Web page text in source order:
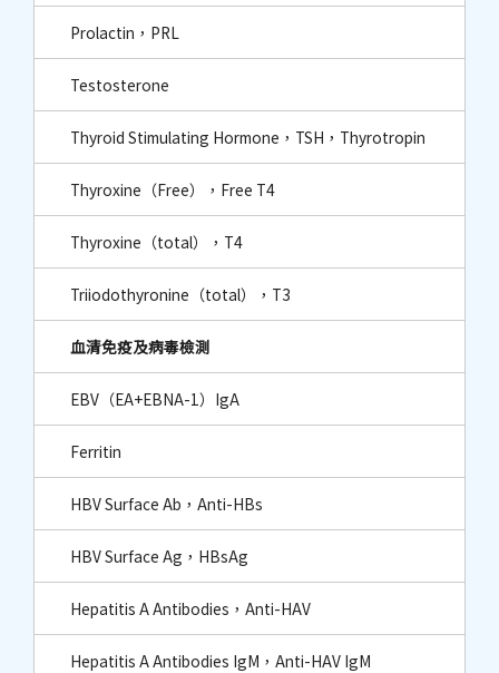
Prolactin，PRL
Testosterone
Thyroid Stimulating Hormone，TSH，Thyrotropin
Thyroxine（Free），Free T4
Thyroxine（total），T4
Triiodothyronine（total），T3
血清免疫及病毒檢測
EBV（EA+EBNA-1）IgA
Ferritin
HBV Surface Ab，Anti-HBs
HBV Surface Ag，HBsAg
Hepatitis A Antibodies，Anti-HAV
Hepatitis A Antibodies IgM，Anti-HAV IgM